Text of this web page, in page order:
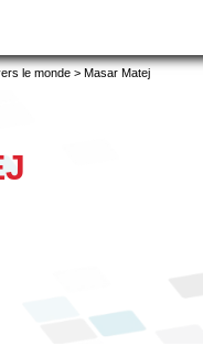
le monde > Masar Matej